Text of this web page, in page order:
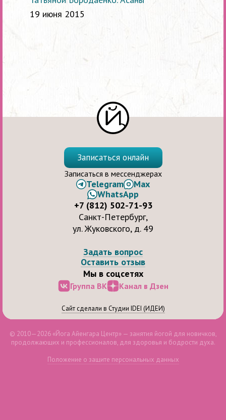
19 июня 2015
Задать вопрос
Оставить отзыв
Мы в соцсетях
Группа ВК Канал в Дзен
Записаться онлайн
Записаться в мессенджерах
Telegram
Max
WhatsApp
+7 (812) 502-71-93
Санкт-Петербург,
ул. Жуковского, д. 49
Сайт сделали в Студии IDEI (ИДЕИ)
© 2010—2026 «Йога Айенгара Центр» — занятия йогой для новичков,
продолжающих и профессионалов, для здоровья и бодрости духа.
Положение о защите персональных данных